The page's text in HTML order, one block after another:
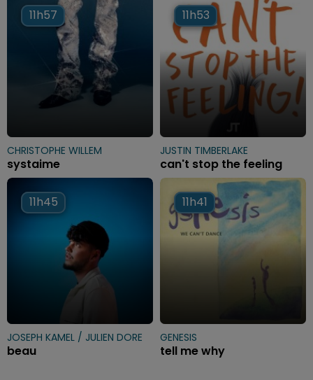
11h57
11h57
CHRISTOPHE WILLEM
systaime
11h53
11h53
JUSTIN TIMBERLAKE
can't stop the feeling
11h45
11h45
JOSEPH KAMEL / JULIEN DORE
beau
11h41
11h41
GENESIS
tell me why